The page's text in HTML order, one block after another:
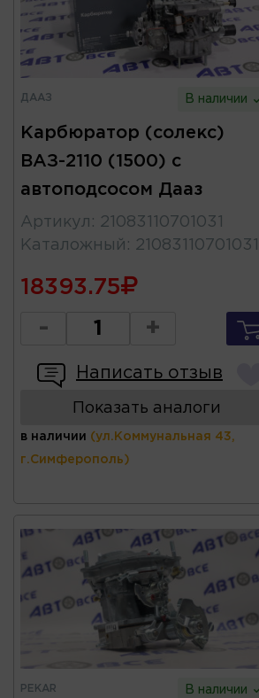
ДААЗ В наличии
Карбюратор (солекс)
ВАЗ-2110 (1500) с
автоподсосом Дааз
Артикул : 21083110701031
Каталожный : 210831107010311
18393.75
- +
Написать отзыв
Показать аналоги
в наличии (ул.Коммунальная 43,
г.Симферополь)
PEKAR В наличии